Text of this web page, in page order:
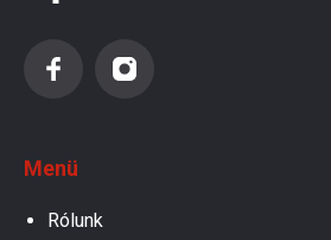
Menü
Rólunk